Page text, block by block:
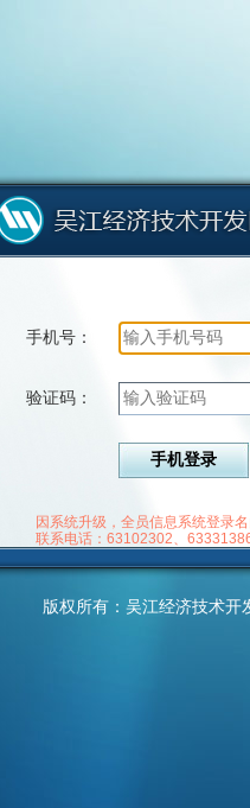
手机号：
验证码：
因系统升级，全员信息系统登录
联系电话：63102302、
版权所有：吴江经济技术开